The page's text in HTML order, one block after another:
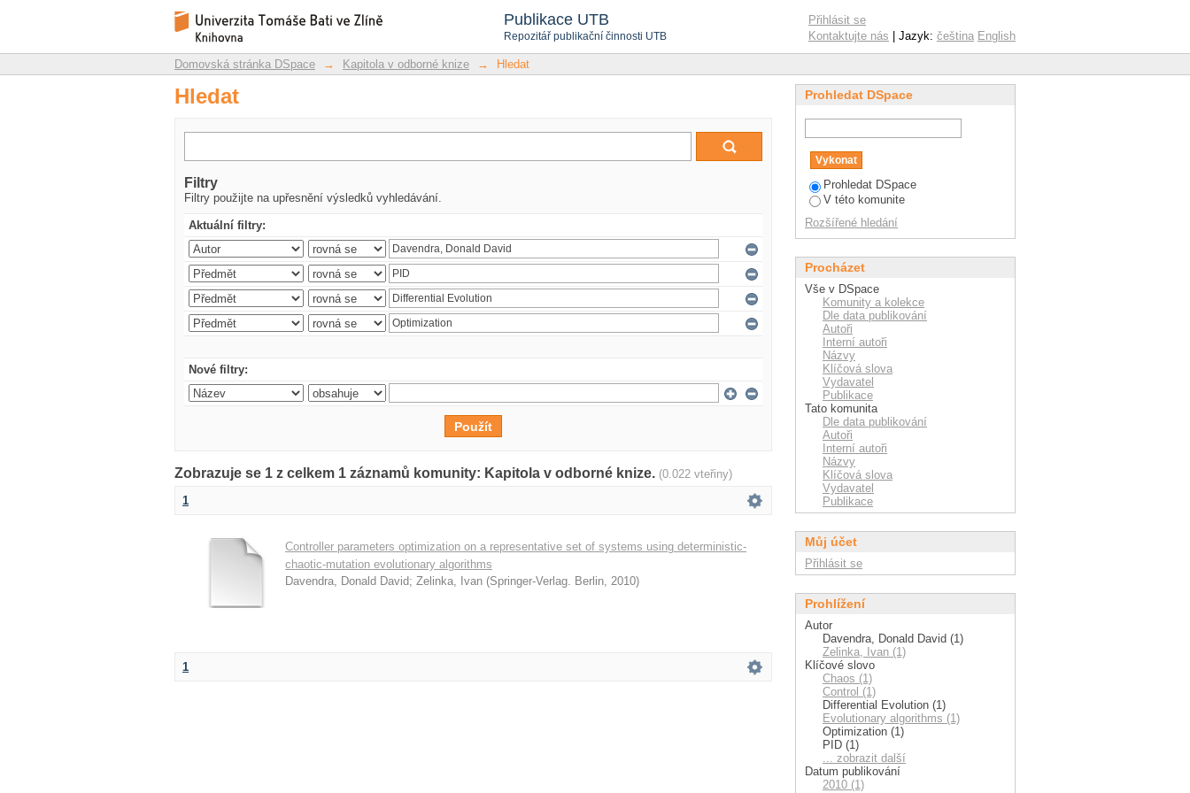
Publikace UTB
Repozitář publikační činnosti UTB
Hledat
Repozitář DSpace/Manakin
Přihlásit se
Kontaktujte nás | Jazyk: čeština English
Domovská stránka DSpace → Kapitola v odborné knize → Hledat
Hledat
Filtry
Filtry použijte na upřesnění výsledků vyhledávání.
Aktuální filtry:
Nové filtry:
Zobrazuje se 1 z celkem 1 záznamů komunity: Kapitola v odborné knize. (0.022 vteřiny)
1
Controller parameters optimization on a representative set of systems using deterministic-
chaotic-mutation evolutionary algorithms
Davendra, Donald David; Zelinka, Ivan (Springer-Verlag. Berlin, 2010)
1
Prohledat DSpace
Prohledat DSpace
V této komunite
Rozšířené hledání
Procházet
Vše v DSpace
Komunity a kolekce
Dle data publikování
Autoři
Interní autoři
Názvy
Klíčová slova
Vydavatel
Publikace
Tato komunita
Dle data publikování
Autoři
Interní autoři
Názvy
Klíčová slova
Vydavatel
Publikace
Můj účet
Přihlásit se
Prohlížení
Autor
Davendra, Donald David (1)
Zelinka, Ivan (1)
Klíčové slovo
Chaos (1)
Control (1)
Differential Evolution (1)
Evolutionary algorithms (1)
Optimization (1)
PID (1)
... zobrazit další
Datum publikování
2010 (1)